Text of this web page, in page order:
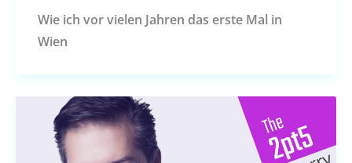
Wie ich vor vielen Jahren das erste Mal in
Wien